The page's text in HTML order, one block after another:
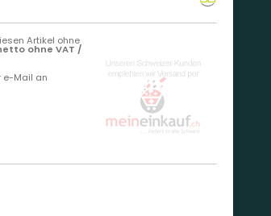
Artikel ohne
ohne VAT /
e-Mail an